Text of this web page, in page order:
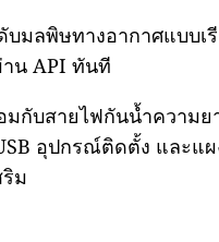
บมลพิษทางอากาศแบบเ
น API ทันที
มกับสายไฟกันน้ำความย
อุปกรณ์ติดตั้ง และแ
ม